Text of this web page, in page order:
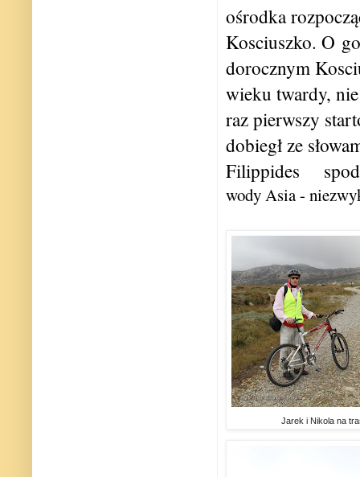
ośrodka
Kosciuszko. O
dorocznym
wieku twardy,
raz pierwszy
dobiegł ze
Filippides
wody Asia -
Jarek i Nikola na